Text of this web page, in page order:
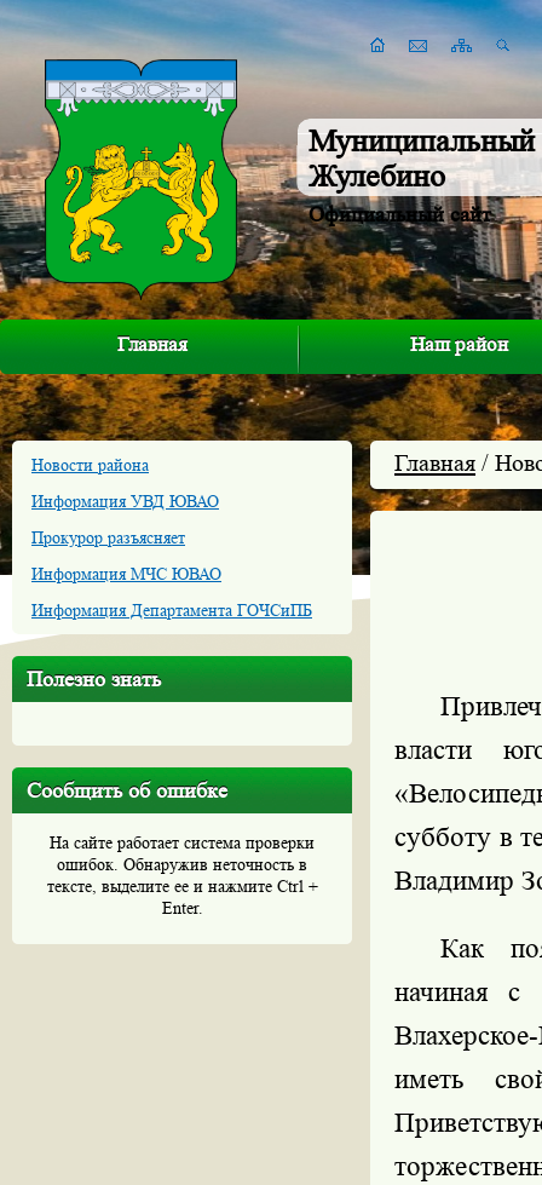
Муниципальный
Жулебино
Официальный сайт
Главная Наш район
Новости района
Информация УВД ЮВАО
Прокурор разъясняет
Информация МЧС ЮВАО
Информация Департамента ГОЧСиПБ
Полезно знать
Сообщить об ошибке
На сайте работает система проверки
ошибок. Обнаружив неточность в
тексте, выделите ее и нажмите Ctrl +
Enter.
Главная /
власти
субботу в
Владимир
Как
начиная
иметь